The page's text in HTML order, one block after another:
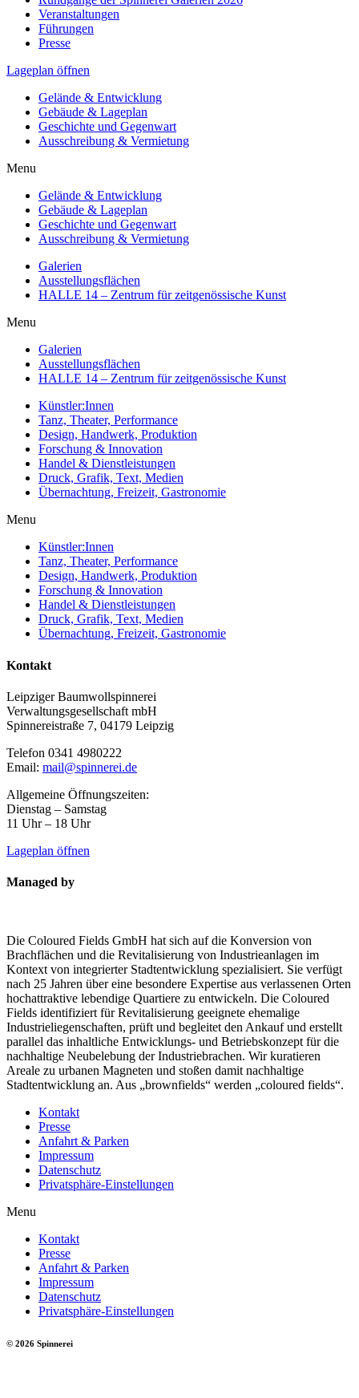
Veranstaltungen
Führungen
Presse
Lageplan öffnen
Gelände & Entwicklung
Gebäude & Lageplan
Geschichte und Gegenwart
Ausschreibung & Vermietung
Menu
Gelände & Entwicklung
Gebäude & Lageplan
Geschichte und Gegenwart
Ausschreibung & Vermietung
Galerien
Ausstellungsflächen
HALLE 14 – Zentrum für zeitgenössische Kunst
Menu
Galerien
Ausstellungsflächen
HALLE 14 – Zentrum für zeitgenössische Kunst
Künstler:Innen
Tanz, Theater, Performance
Design, Handwerk, Produktion
Forschung & Innovation
Handel & Dienstleistungen
Druck, Grafik, Text, Medien
Übernachtung, Freizeit, Gastronomie
Menu
Künstler:Innen
Tanz, Theater, Performance
Design, Handwerk, Produktion
Forschung & Innovation
Handel & Dienstleistungen
Druck, Grafik, Text, Medien
Übernachtung, Freizeit, Gastronomie
Kontakt
Leipziger Baumwollspinnerei
Verwaltungsgesellschaft mbH
Spinnereistraße 7, 04179 Leipzig
Telefon 0341 4980222
Email: mail@spinnerei.de
Allgemeine Öffnungszeiten:
Dienstag – Samstag
11 Uhr – 18 Uhr
Lageplan öffnen
Managed by
Die Coloured Fields GmbH hat sich auf die Konversion von
Brachflächen und die Revitalisierung von Industrieanlagen im
Kontext von integrierter Stadtentwicklung spezialisiert. Sie verfügt
nach 25 Jahren über eine besondere Expertise aus verlassenen Orten
hochattraktive lebendige Quartiere zu entwickeln. Die Coloured
Fields identifiziert für Revitalisierung geeignete ehemalige
Industrieliegenschaften, prüft und begleitet den Ankauf und erstellt
parallel das inhaltliche Entwicklungs- und Betriebskonzept für die
nachhaltige Neubelebung der Industriebrachen. Wir kuratieren
Areale zu urbanen Magneten und stoßen damit nachhaltige
Stadtentwicklung an. Aus „brownfields“ werden „coloured fields“.
Kontakt
Presse
Anfahrt & Parken
Impressum
Datenschutz
Privatsphäre-Einstellungen
Menu
Kontakt
Presse
Anfahrt & Parken
Impressum
Datenschutz
Privatsphäre-Einstellungen
© 2026 Spinnerei